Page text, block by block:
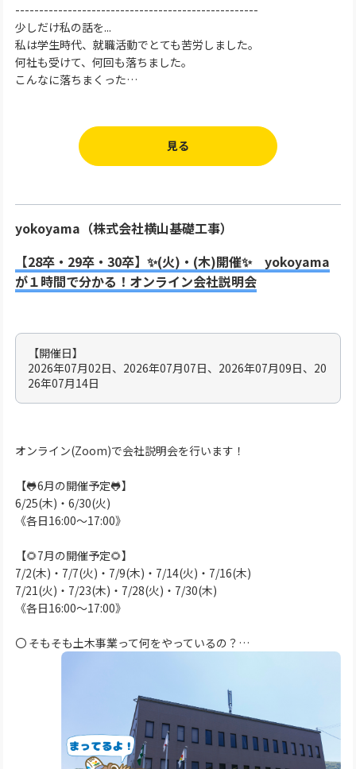
---------------------------------------------------
少しだけ私の話を...
私は学生時代、就職活動でとても苦労しました。
何社も受けて、何回も落ちました。
こんなに落ちまくった…
見る
yokoyama（株式会社横山基礎工事）
【28卒・29卒・30卒】✨(火)・(木)開催✨ yokoyama
が１時間で分かる！オンライン会社説明会
【開催日】
2026年07月02日、2026年07月07日、2026年07月09日、20
26年07月14日
オンライン(Zoom)で会社説明会を行います！
【🐸6月の開催予定🐸】
6/25(木)・6/30(火)
《各日16:00～17:00》
【🌻7月の開催予定🌻】
7/2(木)・7/7(火)・7/9(木)・7/14(火)・7/16(木)
7/21(火)・7/23(木)・7/28(火)・7/30(木)
《各日16:00～17:00》
〇 そもそも土木事業って何をやっているの？…